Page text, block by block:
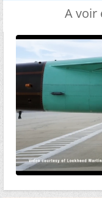
A voir